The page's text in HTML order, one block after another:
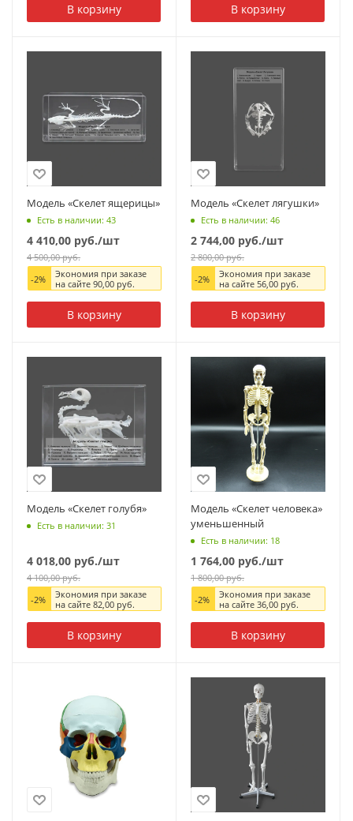
В корзину В корзину
Модель «Скелет ящерицы»
Есть в наличии: 43
4 410,00 руб./шт
4 500,00руб.
-2%
Экономия при заказе
на сайте 90,00руб.
В корзину
Модель «Скелет лягушки»
Есть в наличии: 46
2 744,00 руб./шт
2 800,00руб.
-2%
Экономия при заказе
на сайте 56,00руб.
В корзину
Модель «Скелет голубя»
Есть в наличии: 31
4 018,00 руб./шт
4 100,00руб.
-2%
Экономия при заказе
на сайте 82,00руб.
В корзину
Модель «Скелет человека»
уменьшенный
Есть в наличии: 18
1 764,00 руб./шт
1 800,00руб.
-2%
Экономия при заказе
на сайте 36,00руб.
В корзину